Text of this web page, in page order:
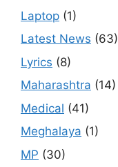
Laptop (1)
Latest News (63)
Lyrics (8)
Maharashtra (14)
Medical (41)
Meghalaya (1)
MP (30)